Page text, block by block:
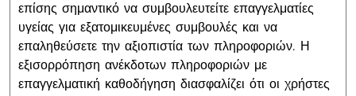
επίσης σημαντικό να συμβουλευτείτε επαγγελματίες
υγείας για εξατομικευμένες συμβουλές και να
επαληθεύσετε την αξιοπιστία των πληροφοριών. Η
εξισορρόπηση ανέκδοτων πληροφοριών με
επαγγελματική καθοδήγηση διασφαλίζει ότι οι χρήστες